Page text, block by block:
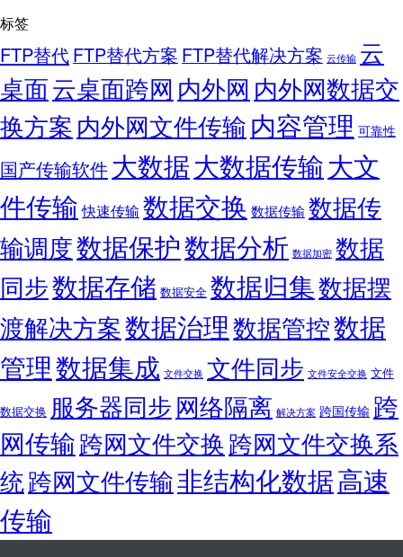
标签
FTP替代FTP替代方案 FTP替代解决方案 云传输 云
桌面云桌面跨网 内外网 内外网数据交
换方案内外网文件传输内容管理 可靠性
国产传输软件 大数据大数据传输大文
件传输 快速传输 数据交换 数据传输数据传
输调度数据保护数据分析 数据加密 数据
同步数据存储 数据安全 数据归集数据摆
渡解决方案数据治理数据管控数据
管理数据集成 文件交换 文件同步 文件安全交换 文件
数据交换 服务器同步网络隔离 解决方案 跨国传输 跨
网传输跨网文件交换跨网文件交换系
统跨网文件传输非结构化数据高速
传输